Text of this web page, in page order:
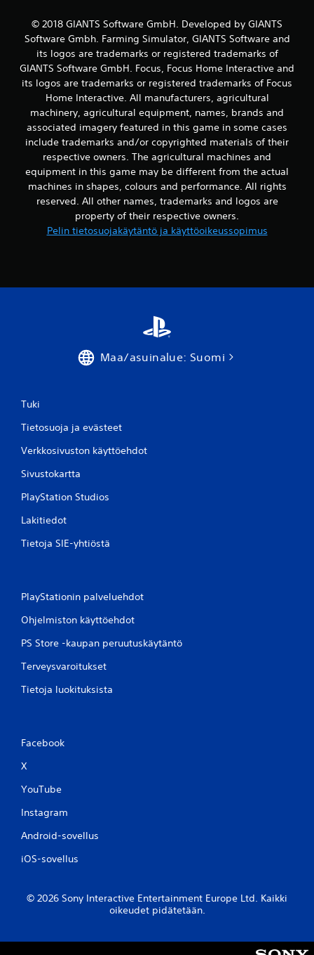
© 2018 GIANTS Software GmbH. Developed by GIANTS
Software Gmbh. Farming Simulator, GIANTS Software and
its logos are trademarks or registered trademarks of
GIANTS Software GmbH. Focus, Focus Home Interactive and
its logos are trademarks or registered trademarks of Focus
Home Interactive. All manufacturers, agricultural
machinery, agricultural equipment, names, brands and
associated imagery featured in this game in some cases
include trademarks and/or copyrighted materials of their
respective owners. The agricultural machines and
equipment in this game may be different from the actual
machines in shapes, colours and performance. All rights
reserved. All other names, trademarks and logos are
property of their respective owners.
Pelin tietosuojakäytäntö ja käyttöoikeussopimus
Maa/asuinalue: Suomi
Tuki
Tietosuoja ja evästeet
Verkkosivuston käyttöehdot
Sivustokartta
PlayStation Studios
Lakitiedot
Tietoja SIE-yhtiöstä
PlayStationin palveluehdot
Ohjelmiston käyttöehdot
PS Store -kaupan peruutuskäytäntö
Terveysvaroitukset
Tietoja luokituksista
Facebook
X
YouTube
Instagram
Android-sovellus
iOS-sovellus
© 2026 Sony Interactive Entertainment Europe Ltd. Kaikki
oikeudet pidätetään.